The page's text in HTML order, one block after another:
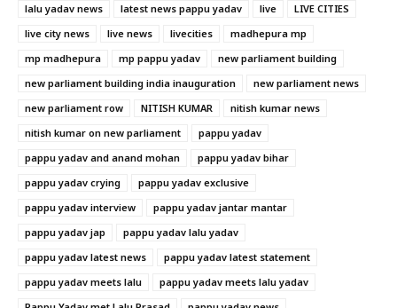
lalu yadav news
latest news pappu yadav live
LIVE CITIES
live city news
live news livecities
madhepura mp
mp madhepura
mp pappu yadav
new parliament building
new parliament building india inauguration
new parliament news
new parliament row
NITISH KUMAR
nitish kumar news
nitish kumar on new parliament
pappu yadav
pappu yadav and anand mohan
pappu yadav bihar
pappu yadav crying
pappu yadav exclusive
pappu yadav interview
pappu yadav jantar mantar
pappu yadav jap
pappu yadav lalu yadav
pappu yadav latest news
pappu yadav latest statement
pappu yadav meets lalu
pappu yadav meets lalu yadav